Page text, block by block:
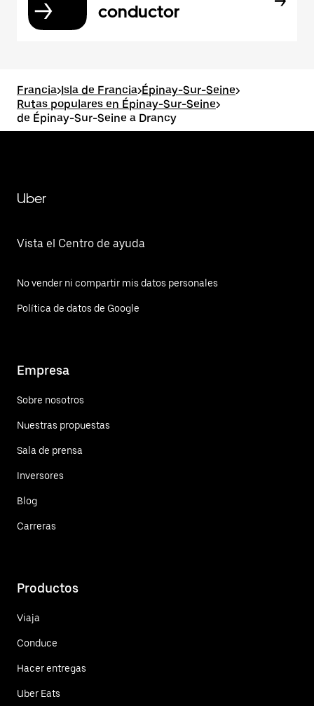
conductor
Francia>Isla de Francia>Épinay-Sur-Seine>
Rutas populares en Épinay-Sur-Seine>
de Épinay-Sur-Seine a Drancy
Uber
Vista el Centro de ayuda
No vender ni compartir mis datos personales
Política de datos de Google
Empresa
Sobre nosotros
Nuestras propuestas
Sala de prensa
Inversores
Blog
Carreras
Productos
Viaja
Conduce
Hacer entregas
Uber Eats